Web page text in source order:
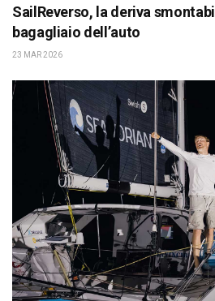
SailReverso, la deriva
bagagliaio dell’auto
23 MAR 2026